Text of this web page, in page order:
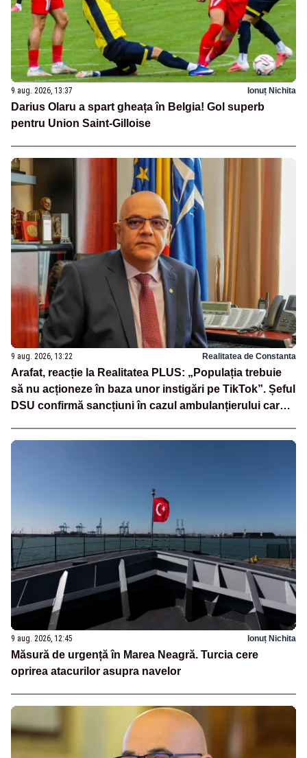
9 aug. 2026, 13:37 Ionuț Nichita
Darius Olaru a spart gheața în Belgia! Gol superb
pentru Union Saint-Gilloise
9 aug. 2026, 13:22 Realitatea de Constanta
Arafat, reacție la Realitatea PLUS: „Populația trebuie
să nu acționeze în baza unor instigări pe TikTok”. Șeful
DSU confirmă sancțiuni în cazul ambulanțierului care a
9 aug. 2026, 12:45 Ionuț Nichita
Măsură de urgență în Marea Neagră. Turcia cere
oprirea atacurilor asupra navelor